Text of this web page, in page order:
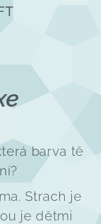
barva tě
Strach je
je dětmi